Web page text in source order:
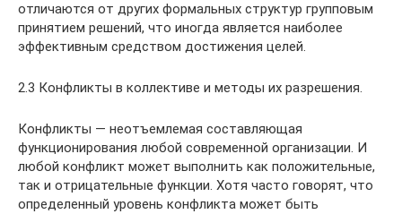
отличаются от других формальных структур групповым
принятием решений, что иногда является наиболее
эффективным средством достижения целей.
2.3 Конфликты в коллективе и методы их разрешения.
Конфликты — неотъемлемая составляющая
функционирования любой современной организации. И
любой конфликт может выполнить как положительные,
так и отрицательные функции. Хотя часто говорят, что
определенный уровень конфликта может быть